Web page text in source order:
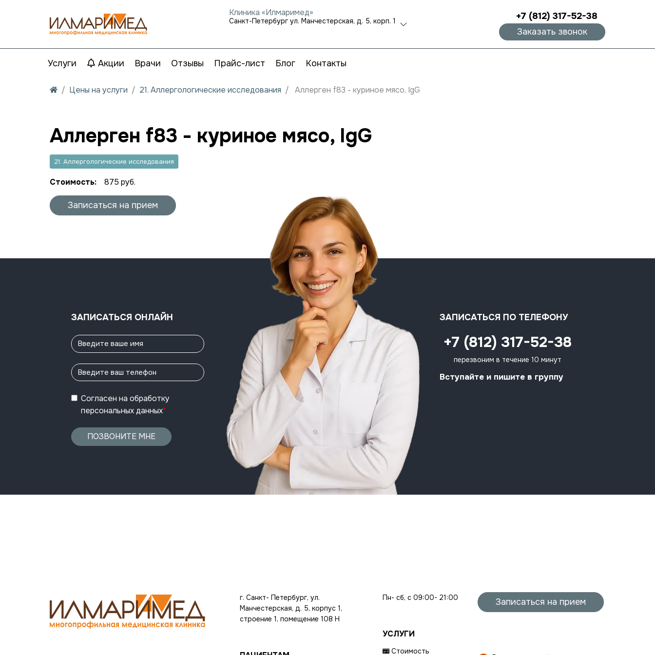
Клиника «Илмаримед»
Санкт-Петербург ул. Манчестерская, д. 5, корп. 1 +7 (812) 317-52-38
Заказать звонок
Услуги Акции Врачи Отзывы Прайс-лист Блог Контакты
Цены на услуги 21. Аллергологические исследования Аллерген f83 - куриное мясо, IgG
Аллерген f83 - куриное мясо, IgG
21. Аллергологические исследования
Стоимость: 875 руб.
Записаться на прием
ЗАПИСАТЬСЯ ОНЛАЙН
Согласен на обработку
персональных данных*
ПОЗВОНИТЕ МНЕ
ЗАПИСАТЬСЯ ПО ТЕЛЕФОНУ
+7 (812) 317-52-38
перезвоним в течение 10 минут
Вступайте и пишите в группу
г. Санкт- Петербург, ул.
Манчестерская, д. 5, корпус 1,
строение 1, помещение 108 Н
Пн- сб, с 09:00- 21:00
УСЛУГИ
Стоимость
Записаться на прием